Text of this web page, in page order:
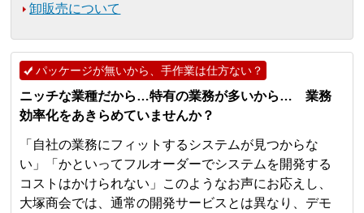
卸販売について
パッケージが無いから、手作業は仕方ない？
ニッチな業種だから…特有の業務が多いから… 業務
効率化をあきらめていませんか？
「自社の業務にフィットするシステムが見つからな
い」「かといってフルオーダーでシステムを開発する
コストはかけられない」このようなお声にお応えし、
大塚商会では、通常の開発サービスとは異なり、デモ